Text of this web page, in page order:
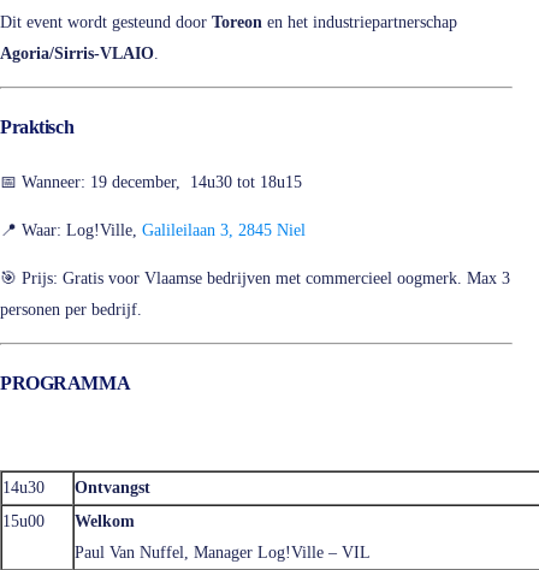
Dit event wordt gesteund door Toreon en het industriepartnerschap
Agoria/Sirris-VLAIO.
Praktisch
📅 Wanneer: 19 december, 14u30 tot 18u15
📍 Waar: Log!Ville, Galileilaan 3, 2845 Niel
🎯 Prijs: Gratis voor Vlaamse bedrijven met commercieel oogmerk. Max 3
personen per bedrijf.
PROGRAMMA
14u30
Ontvangst
15u00
Welkom
Paul Van Nuffel, Manager Log!Ville – VIL